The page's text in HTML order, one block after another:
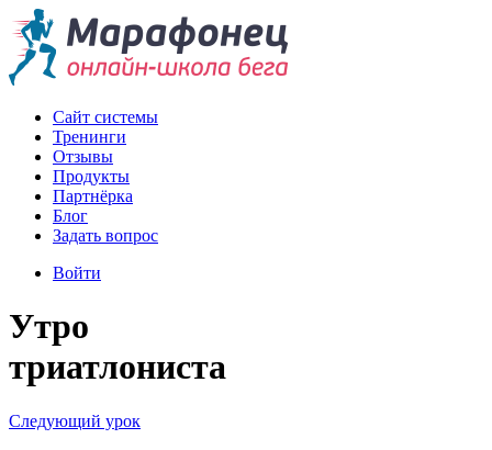
Сайт системы
Тренинги
Отзывы
Продукты
Партнёрка
Блог
Задать вопрос
Войти
Утро
триатлониста
Следующий урок